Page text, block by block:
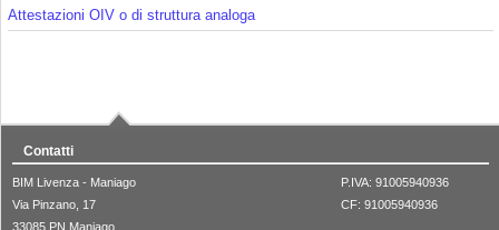
Attestazioni OIV o di struttura analoga
Contatti
BIM Livenza - Maniago
Via Pinzano, 17
33085 PN Maniago
P.IVA: 91005940936
CF: 91005940936